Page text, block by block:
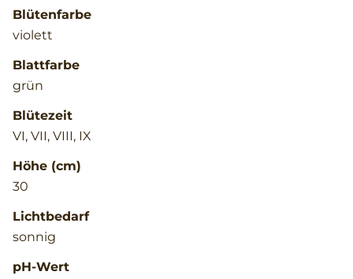
Blütenfarbe
violett
Blattfarbe
grün
Blütezeit
VI, VII, VIII, IX
Höhe (cm)
30
Lichtbedarf
sonnig
pH-Wert